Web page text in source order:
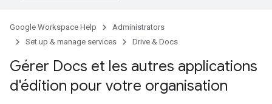
Google Workspace Help
Administrators
Set up & manage services
Drive & Docs
Gérer Docs et les autres applications
d'édition pour votre organisation